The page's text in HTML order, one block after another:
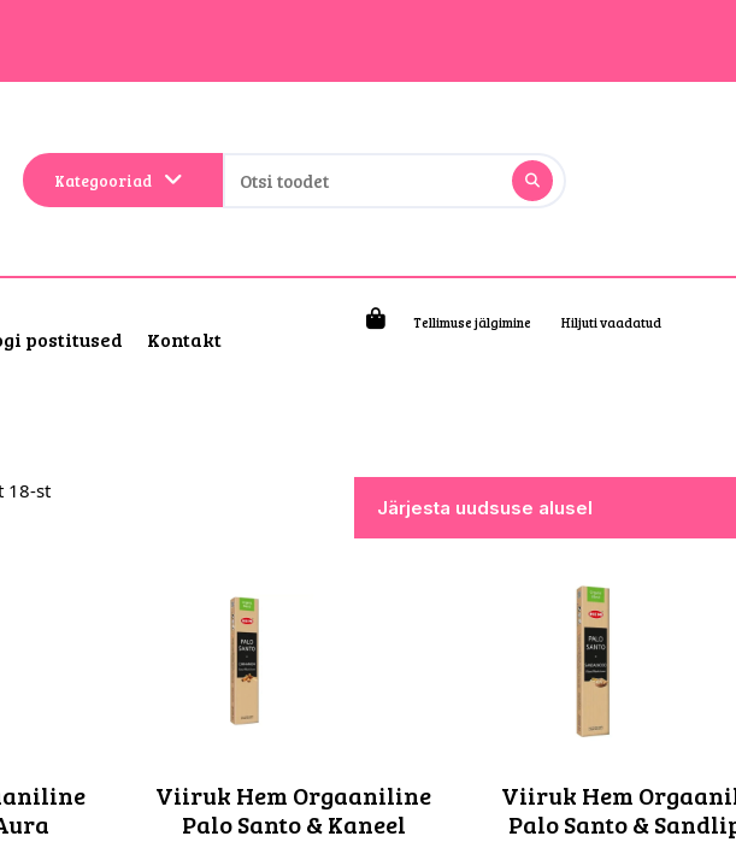
Kategooriad
postitused Kontakt
Tellimuse jälgimine Hiljuti vaadatud
18-st
Viiruk Hem Orgaaniline
Palo Santo & Kaneel
Viiruk Hem
Palo Santo &